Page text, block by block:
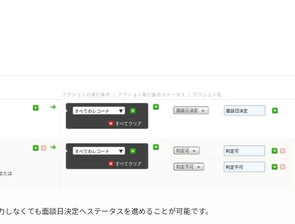
なくても面談日決定へステータスを進めることが可能です。